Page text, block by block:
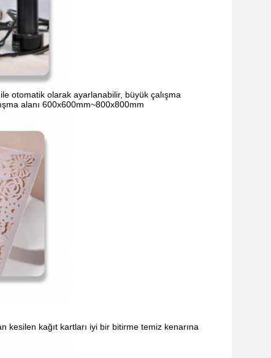
otomatik olarak ayarlanabilir, büyük çalışma
alanı 600x600mm~800x800mm
kesilen kağıt kartları iyi bir bitirme temiz kenarına